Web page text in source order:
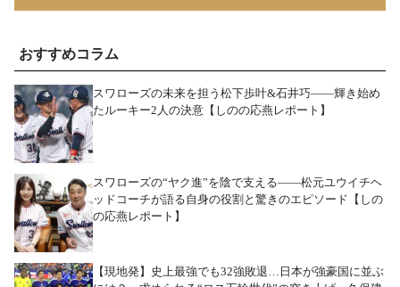
おすすめコラム
スワローズの未来を担う松下歩叶&石井巧――輝き始め
たルーキー2人の決意【しのの応燕レポート】
スワローズの“ヤク進”を陰で支える――松元ユウイチヘ
ッドコーチが語る自身の役割と驚きのエピソード【しの
の応燕レポート】
【現地発】史上最強でも32強敗退…日本が強豪国に並ぶ